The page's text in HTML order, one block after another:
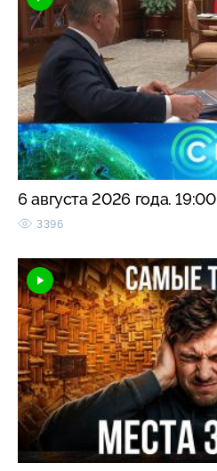
6 августа 2026 года. 19:00
3396